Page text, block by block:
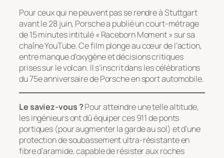
Pour ceux qui ne peuvent pas se rendre à Stuttgart
avant le 28 juin, Porsche a publié un court-métrage
de 15 minutes intitulé« Raceborn Moment » sur sa
chaîne YouTube. Ce film plonge au cœur de l’action,
entre manque d’oxygène et décisions critiques
prises sur le volcan. Il s’inscrit dans les célébrations
du 75e anniversaire de Porsche en sport automobile.
Le saviez-vous ?Pour atteindre une telle altitude,
les ingénieurs ont dû équiper ces 911 de ponts
portiques (pour augmenter la garde au sol) et d’une
protection de soubassement ultra-résistante en
fibre d’aramide, capable de résister aux roches